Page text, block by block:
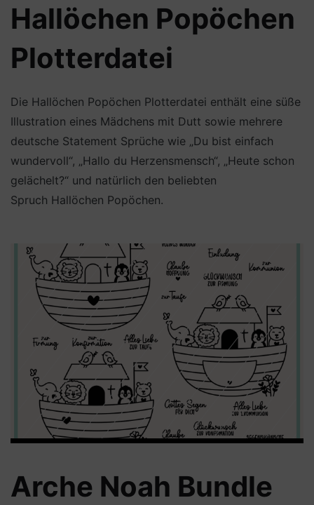
Hallöchen Popöchen
Plotterdatei
Die Hallöchen Popöchen Plotterdatei enthält eine süße
Illustration eines Mädchens mit Dutt sowie mehrere
deutsche Statement Sprüche wie „Du bist einfach
wundervoll“, „Hallo du Herzensmensch“, „Heute schon
gelächelt?“ und natürlich den beliebten
Spruch Hallöchen Popöchen.
Arche Noah Bundle